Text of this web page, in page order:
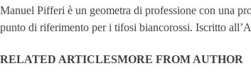
Manuel Pifferi è un geometra di professione con una
punto di riferimento per i tifosi biancorossi. Iscritto
RELATED ARTICLESMORE FROM AUTHOR